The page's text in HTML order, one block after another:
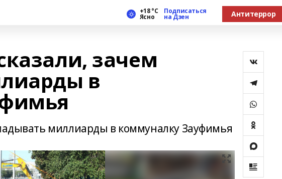
+18 °С
Ясно
Подписаться
на Дзен Антитеррор
зачем
в
миллиарды в коммуналку Зауфимья